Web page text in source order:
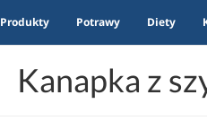
Produkty Potrawy Diety
Kanapka z